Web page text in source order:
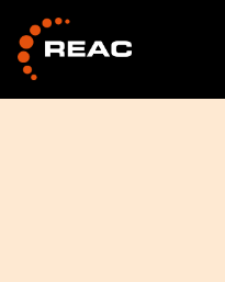
Inhalt
springen